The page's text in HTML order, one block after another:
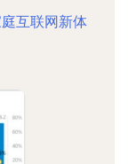
互联网新体